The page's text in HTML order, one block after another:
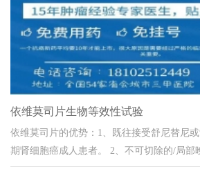
依维莫司片生物等效性试验
依维莫司片的优势：1、既往接受舒尼替尼
期肾细胞癌成人患者。 2、不可切除的/局部
好的（中度分化或高度分化）进展期胰腺...